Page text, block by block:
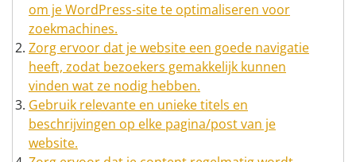
om je WordPress-site te optimaliseren voor
zoekmachines.
Zorg ervoor dat je website een goede navigatie
heeft, zodat bezoekers gemakkelijk kunnen
vinden wat ze nodig hebben.
Gebruik relevante en unieke titels en
beschrijvingen op elke pagina/post van je
website.